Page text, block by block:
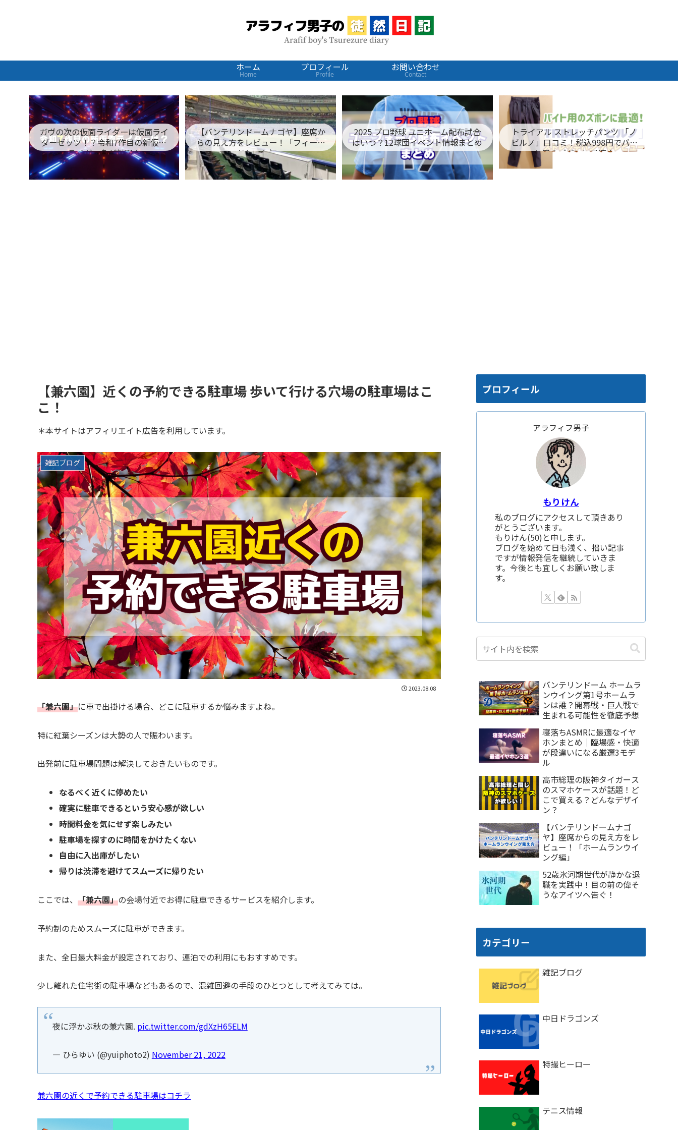
ホーム
Home
プロフィール
Profile
お問い合わせ
Contact
ガヴの次の仮面ライダーは仮面ライ
ダーゼッツ！？令和7作目の新仮面
ライダー名が判明！
【バンテリンドームナゴヤ】座席か
らの見え方をレビュー！「フィール
ドシート編」
2025 プロ野球 ユニホーム配布試合
はいつ？12球団イベント情報まとめ
トライアル ストレッチパンツ 「ノ
ビルノ」口コミ！税込998円でバイ
ト用のズボンに最適！
【兼六園】近くの予約できる駐車場 歩いて行ける穴場の駐車場はこ
こ！
＊本サイトはアフィリエイト広告を利用しています。
雑記ブログ
2023.08.08
「兼六園」に車で出掛ける場合、どこに駐車するか悩みますよね。
特に紅葉シーズンは大勢の人で賑わいます。
出発前に駐車場問題は解決しておきたいものです。
なるべく近くに停めたい
確実に駐車できるという安心感が欲しい
時間料金を気にせず楽しみたい
駐車場を探すのに時間をかけたくない
自由に入出庫がしたい
帰りは渋滞を避けてスムーズに帰りたい
ここでは、 「兼六園」の会場付近でお得に駐車できるサービスを紹介します。
予約制のためスムーズに駐車ができます。
また、全日最大料金が設定されており、連泊での利用にもおすすめです。
少し離れた住宅街の駐車場などもあるので、混雑回避の手段のひとつとして考えてみては。
夜に浮かぶ秋の兼六園. pic.twitter.com/gdXzH65ELM
— ひらゆい (@yuiphoto2) November 21, 2022
兼六園の近くで予約できる駐車場はコチラ
プロフィール
アラフィフ男子
もりけん
私のブログにアクセスして頂きあり
がとうございます。
もりけん(50)と申します。
ブログを始めて日も浅く、拙い記事
ですが情報発信を継続していきま
す。今後とも宜しくお願い致しま
す。
バンテリンドーム ホームラ
ンウイング第1号ホームラ
ンは誰？開幕戦・巨人戦で
生まれる可能性を徹底予想
寝落ちASMRに最適なイヤ
ホンまとめ｜臨場感・快適
が段違いになる厳選3モデ
ル
高市総理の阪神タイガース
のスマホケースが話題！ど
こで買える？どんなデザイ
ン？
【バンテリンドームナゴ
ヤ】座席からの見え方をレ
ビュー！「ホームランウイ
ング編」
52歳氷河期世代が静かな退
職を実践中！目の前の偉そ
うなアイツへ告ぐ！
カテゴリー
雑記ブログ
中日ドラゴンズ
特撮ヒーロー
テニス情報